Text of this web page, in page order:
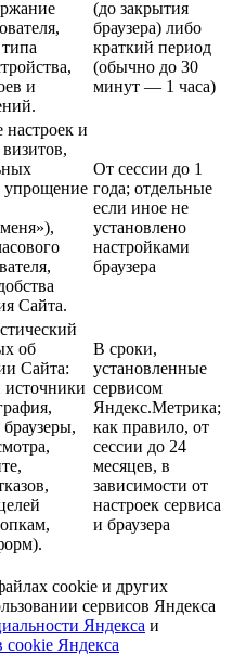
и
(до закрытия
браузера) либо
краткий период
(обычно до 30
минут — 1 часа)
и
упрощение
Сайта.
От сессии до 1
года; отдельные
если иное не
установлено
настройками
браузера
об
Сайта:
источники
В сроки,
установленные
сервисом
Яндекс.Метрика;
как правило, от
сессии до 24
месяцев, в
зависимости от
настроек сервиса
и браузера
cookie и других
сервисов Яндекса
Яндекса и
cookie Яндекса